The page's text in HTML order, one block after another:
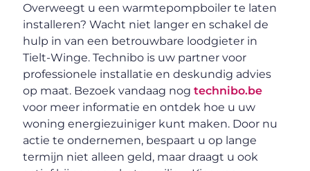
Overweegt u een warmtepompboiler te laten
installeren? Wacht niet langer en schakel de
hulp in van een betrouwbare loodgieter in
Tielt-Winge. Technibo is uw partner voor
professionele installatie en deskundig advies
op maat. Bezoek vandaag nogtechnibo.be
voor meer informatie en ontdek hoe u uw
woning energiezuiniger kunt maken. Door nu
actie te ondernemen, bespaart u op lange
termijn niet alleen geld, maar draagt u ook